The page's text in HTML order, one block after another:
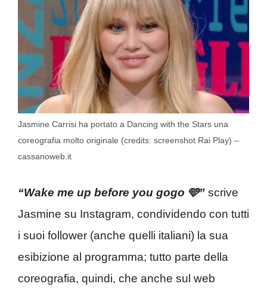
Jasmine Carrisi ha portato a Dancing with the Stars una
coreografia molto originale (credits: screenshot Rai Play) –
cassanoweb.it
“Wake me up before you gogo 🩵” scrive
Jasmine su Instagram, condividendo con tutti
i suoi follower (anche quelli italiani) la sua
esibizione al programma; tutto parte della
coreografia, quindi, che anche sul web